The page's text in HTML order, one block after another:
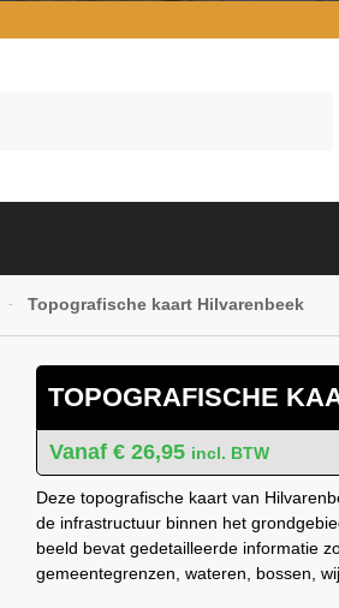
- Topografische kaart Hilvarenbeek
TOPOGRAFISCHE
€ 26,95 incl. BTW
Deze topografische kaart van
de infrastructuur binnen het
beeld bevat gedetailleerde informatie
gemeentegrenzen, wateren, bossen,